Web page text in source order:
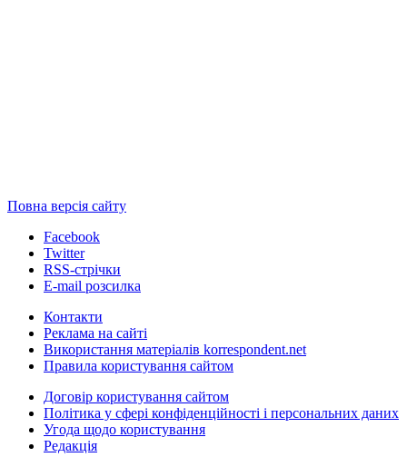
Повна версія сайту
Facebook
Twitter
RSS-стрічки
E-mail розсилка
Контакти
Реклама на сайті
Використання матеріалів korrespondent.net
Правила користування сайтом
Договір користування сайтом
Політика у сфері конфіденційності і персональних даних
Угода щодо користування
Редакція